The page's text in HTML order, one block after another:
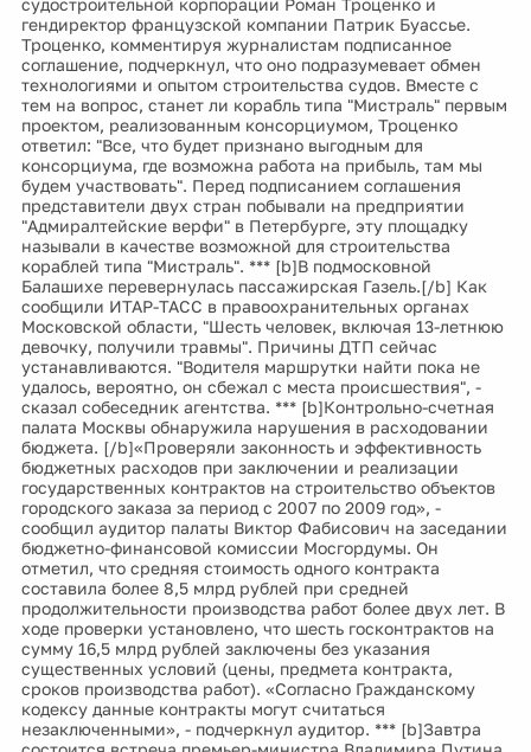
гендиректор французской компании Патрик Буассье.
Троценко, комментируя журналистам подписанное
соглашение, подчеркнул, что оно подразумевает обмен
технологиями и опытом строительства судов. Вместе с
тем на вопрос, станет ли корабль типа "Мистраль" первым
проектом, реализованным консорциумом, Троценко
ответил: "Все, что будет признано выгодным для
консорциума, где возможна работа на прибыль, там мы
будем участвовать". Перед подписанием соглашения
представители двух стран побывали на предприятии
"Адмиралтейские верфи" в Петербурге, эту площадку
называли в качестве возможной для строительства
кораблей типа "Мистраль". *** [b]В подмосковной
Балашихе перевернулась пассажирская Газель.[/b] Как
сообщили ИТАР-ТАСС в правоохранительных органах
Московской области, "Шесть человек, включая 13-летнюю
девочку, получили травмы". Причины ДТП сейчас
устанавливаются. "Водителя маршрутки найти пока не
удалось, вероятно, он сбежал с места происшествия", -
сказал собеседник агентства. *** [b]Контрольно-счетная
палата Москвы обнаружила нарушения в расходовании
бюджета. [/b]«Проверяли законность и эффективность
бюджетных расходов при заключении и реализации
государственных контрактов на строительство объектов
городского заказа за период с 2007 по 2009 год», -
сообщил аудитор палаты Виктор Фабисович на заседании
бюджетно-финансовой комиссии Мосгордумы. Он
отметил, что средняя стоимость одного контракта
составила более 8,5 млрд рублей при средней
продолжительности производства работ более двух лет. В
ходе проверки установлено, что шесть госконтрактов на
сумму 16,5 млрд рублей заключены без указания
существенных условий (цены, предмета контракта,
сроков производства работ). «Согласно Гражданскому
кодексу данные контракты могут считаться
незаключенными», - подчеркнул аудитор. *** [b]Завтра